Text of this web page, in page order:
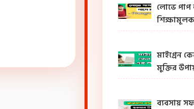
লোভে
মাইগ্রেন
মুক্তির
ব্যবসায়